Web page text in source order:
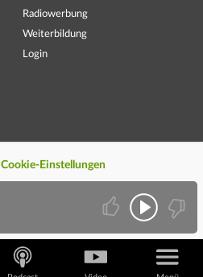
Radiowerbung
Weiterbildung
Login
Cookie-Einstellungen